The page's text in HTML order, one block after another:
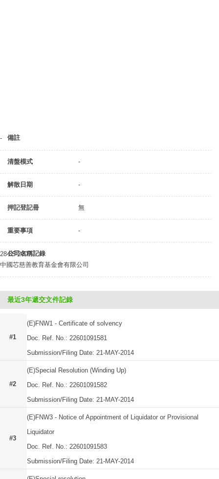
備註
-
清盤模式 -
解散日期 -
押記登記冊 無
重要事項 -
公司名稱記錄
28-05-2007
中國芯慈善教育基金會有限公司
最近3年遞交文件記錄
#1
(E)FNW1 - Certificate of solvency
Doc. Ref. No.: 22601091581
Submission/Filing Date: 21-MAY-2014
#2
(E)Special Resolution (Winding Up)
Doc. Ref. No.: 22601091582
Submission/Filing Date: 21-MAY-2014
#3
(E)FNW3 - Notice of Appointment of Liquidator or Provisional
Liquidator
Doc. Ref. No.: 22601091583
Submission/Filing Date: 21-MAY-2014